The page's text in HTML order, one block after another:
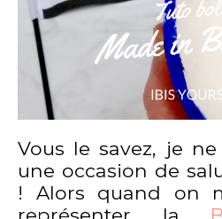
Vous le savez, je
une occasion de
! Alors quand on